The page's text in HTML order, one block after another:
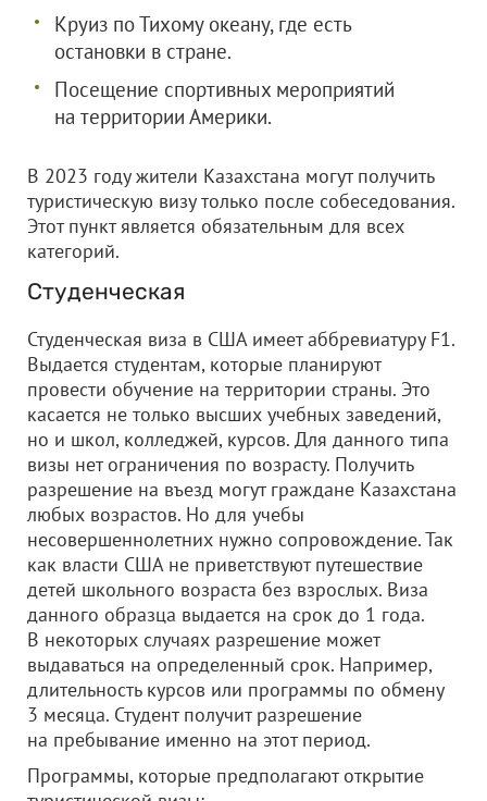
Круиз по Тихому океану, где есть
остановки в стране.
Посещение спортивных мероприятий
на территории Америки.
В 2023 году жители Казахстана могут получить
туристическую визу только после собеседования.
Этот пункт является обязательным для всех
категорий.
Студенческая
Студенческая виза в США имеет аббревиатуру F1.
Выдается студентам, которые планируют
провести обучение на территории страны. Это
касается не только высших учебных заведений,
но и школ, колледжей, курсов. Для данного типа
визы нет ограничения по возрасту. Получить
разрешение на въезд могут граждане Казахстана
любых возрастов. Но для учебы
несовершеннолетних нужно сопровождение. Так
как власти США не приветствуют путешествие
детей школьного возраста без взрослых. Виза
данного образца выдается на срок до 1 года.
В некоторых случаях разрешение может
выдаваться на определенный срок. Например,
длительность курсов или программы по обмену
3 месяца. Студент получит разрешение
на пребывание именно на этот период.
Программы, которые предполагают открытие